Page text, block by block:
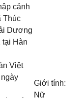
cảnh
Thúc
Dương
tại Hàn
Việt
Giới tính:
Nữ